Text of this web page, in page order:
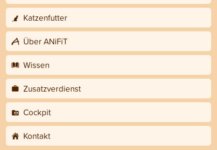
Katzenfutter
Über ANiFiT
Wissen
Zusatzverdienst
Cockpit
Kontakt